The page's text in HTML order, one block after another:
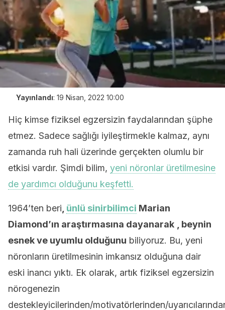
Yayınlandı: 19 Nisan, 2022 10:00
Hiç kimse fiziksel egzersizin faydalarından şüphe
etmez. Sadece sağlığı iyileştirmekle kalmaz, aynı
zamanda ruh hali üzerinde gerçekten olumlu bir
etkisi vardır. Şimdi bilim, yeni nöronlar üretilmesine
de yardımcı olduğunu keşfetti.
1964’ten beri ünlü sinirbilimci Marian
Diamond’ın araştırmasına dayanarak
, beynin
esnek ve uyumlu olduğunu biliyoruz. Bu, yeni
nöronların üretilmesinin imkansız olduğuna dair
eski inancı yıktı. Ek olarak, artık fiziksel egzersizin
nörogenezin
destekleyicilerinden/motivatörlerinden/